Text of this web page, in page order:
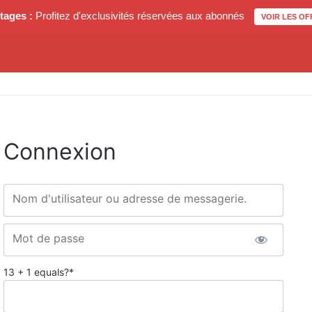
: Profitez d'exclusivités réservées aux abonnés VOIR LES
Connexion
Nom d'utilisateur ou adresse de messagerie.
Mot de passe
13 + 1 equals?*